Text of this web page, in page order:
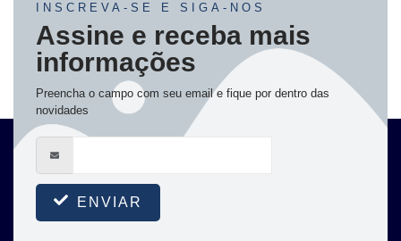
INSCREVA-SE E SIGA-NOS
Assine e receba mais
informações
Preencha o campo com seu email e fique por dentro das
novidades
ENVIAR